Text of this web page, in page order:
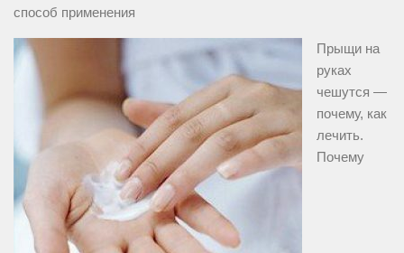
способ применения
Прыщи на
руках
чешутся —
почему, как
лечить.
Почему